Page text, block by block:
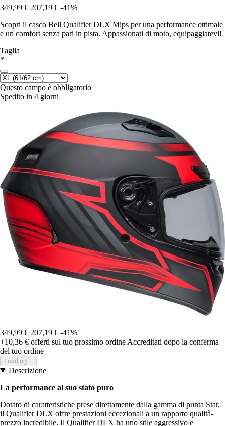
349,99 € 207,19 € -41%
Scopri il casco Bell Qualifier DLX Mips per una performance ottimale
e un comfort senza pari in pista. Appassionati di moto, equipaggiatevi!
Taglia
*
Questo campo è obbligatorio
Spedito in 4 giorni
349,99 € 207,19 € -41%
+10,36 € offerti sul tuo prossimo ordine Accreditati dopo la conferma
del tuo ordine
Loading...
Descrizione
La performance al suo stato puro
Dotato di caratteristiche prese direttamente dalla gamma di punta Star,
il Qualifier DLX offre prestazioni eccezionali a un rapporto qualità-
prezzo incredibile. Il Qualifier DLX ha uno stile aggressivo e